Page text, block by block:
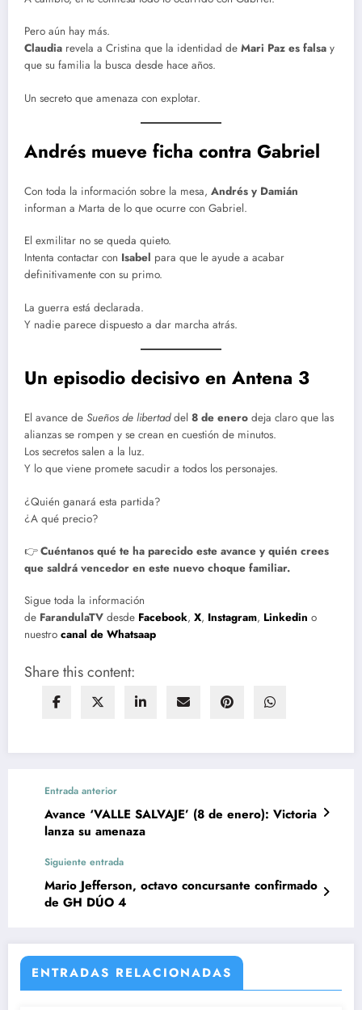
Pero aún hay más.
Claudia revela a Cristina que la identidad de Mari Paz es falsa y
que su familia la busca desde hace años.
Un secreto que amenaza con explotar.
Andrés mueve ficha contra Gabriel
Con toda la información sobre la mesa, Andrés y Damián
informan a Marta de lo que ocurre con Gabriel.
El exmilitar no se queda quieto.
Intenta contactar con Isabel para que le ayude a acabar
definitivamente con su primo.
La guerra está declarada.
Y nadie parece dispuesto a dar marcha atrás.
Un episodio decisivo en Antena 3
El avance de Sueños de libertaddel 8 de enero deja claro que las
alianzas se rompen y se crean en cuestión de minutos.
Los secretos salen a la luz.
Y lo que viene promete sacudir a todos los personajes.
¿Quién ganará esta partida?
¿A qué precio?
👉Cuéntanos qué te ha parecido este avance y quién crees
que saldrá vencedor en este nuevo choque familiar.
Sigue toda la información
de FarandulaTV desde Facebook, X, Instagram, Linkedin o
nuestro canal de Whatsaap
Share this content:
Entrada anterior
Avance ‘VALLE SALVAJE’ (8 de enero): Victoria
lanza su amenaza
Siguiente entrada
Mario Jefferson, octavo concursante confirmado
de GH DÚO 4
ENTRADAS RELACIONADAS